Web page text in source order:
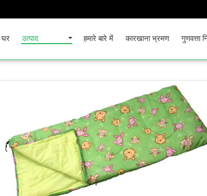
घर उत्पाद हमारे बारे में कारखाना भ्रमण गुणवत्ता